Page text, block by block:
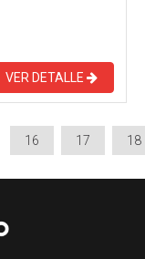
VER DETALLE
16 17 18